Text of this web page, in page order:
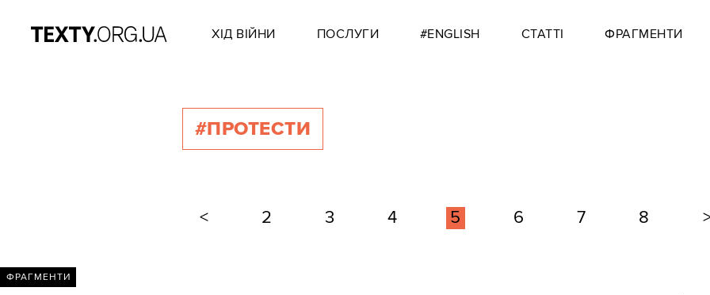
ХІД ВІЙНИ ПОСЛУГИ #ENGLISH СТАТТІ ФРАГМЕНТИ
#ПРОТЕСТИ
< 2 3 4 5 6 7 8
ФРАГМЕНТИ